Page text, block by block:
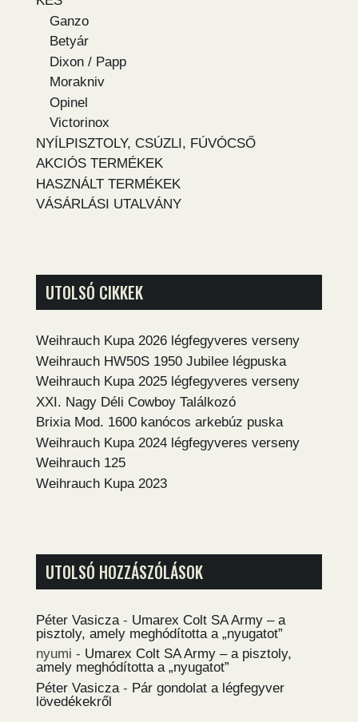
Ganzo
Betyár
Dixon / Papp
Morakniv
Opinel
Victorinox
NYÍLPISZTOLY, CSÚZLI, FÚVÓCSŐ
AKCIÓS TERMÉKEK
HASZNÁLT TERMÉKEK
VÁSÁRLÁSI UTALVÁNY
UTOLSÓ CIKKEK
Weihrauch Kupa 2026 légfegyveres verseny
Weihrauch HW50S 1950 Jubilee légpuska
Weihrauch Kupa 2025 légfegyveres verseny
XXI. Nagy Déli Cowboy Találkozó
Brixia Mod. 1600 kanócos arkebúz puska
Weihrauch Kupa 2024 légfegyveres verseny
Weihrauch 125
Weihrauch Kupa 2023
UTOLSÓ HOZZÁSZÓLÁSOK
Péter Vasicza - Umarex Colt SA Army – a
pisztoly, amely meghódította a „nyugatot”
nyumi - Umarex Colt SA Army – a pisztoly,
amely meghódította a „nyugatot”
Péter Vasicza - Pár gondolat a légfegyver
lövedékekről